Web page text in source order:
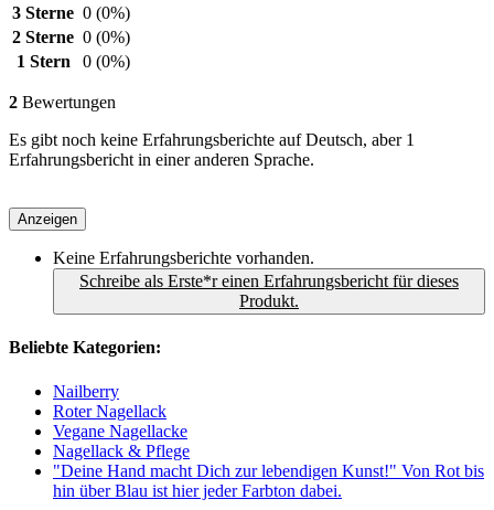
3 Sterne 0 (0%)
2 Sterne 0 (0%)
1 Stern
0 (0%)
2 Bewertungen
Es gibt noch keine Erfahrungsberichte auf Deutsch, aber 1
Erfahrungsbericht in einer anderen Sprache.
Anzeigen
Keine Erfahrungsberichte vorhanden.
Schreibe als Erste*r einen Erfahrungsbericht für dieses
Produkt.
Beliebte Kategorien:
Nailberry
Roter Nagellack
Vegane Nagellacke
Nagellack & Pflege
"Deine Hand macht Dich zur lebendigen Kunst!" Von Rot bis
hin über Blau ist hier jeder Farbton dabei.